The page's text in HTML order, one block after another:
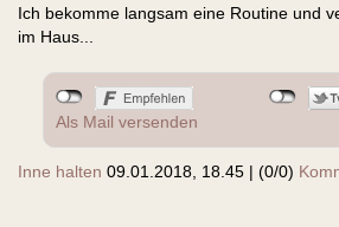
Ich bekomme langsam eine Routine und
im Haus...
Als Mail versenden
Inne halten 09.01.2018, 18.45 | (0/0)